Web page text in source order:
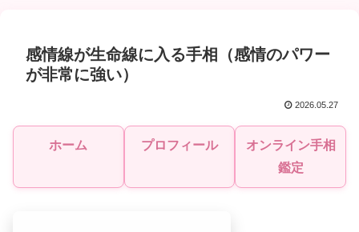
感情線が生命線に入る手相（感情のパワー
が非常に強い）
2026.05.27
ホーム プロフィール
オンライン手相
鑑定